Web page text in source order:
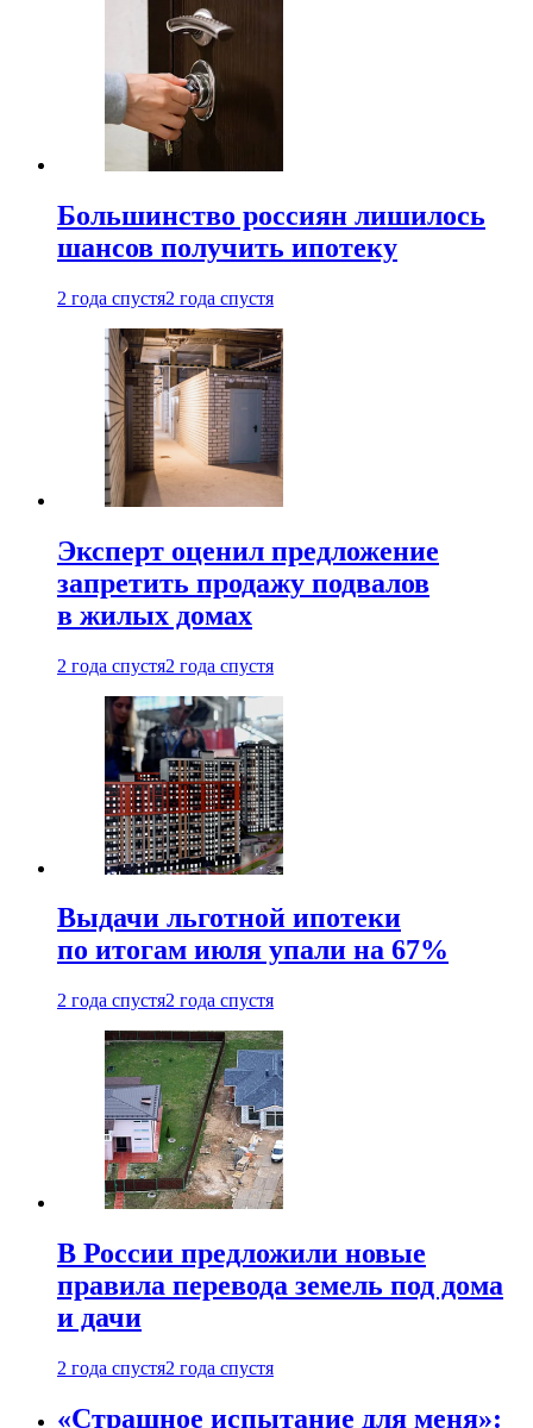
Большинство россиян лишилось
шансов получить ипотеку
2 года спустя2 года спустя
Эксперт оценил предложение
запретить продажу подвалов
в жилых домах
2 года спустя2 года спустя
Выдачи льготной ипотеки
по итогам июля упали на 67%
2 года спустя2 года спустя
В России предложили новые
правила перевода земель под дома
и дачи
2 года спустя2 года спустя
«Страшное испытание для меня»: